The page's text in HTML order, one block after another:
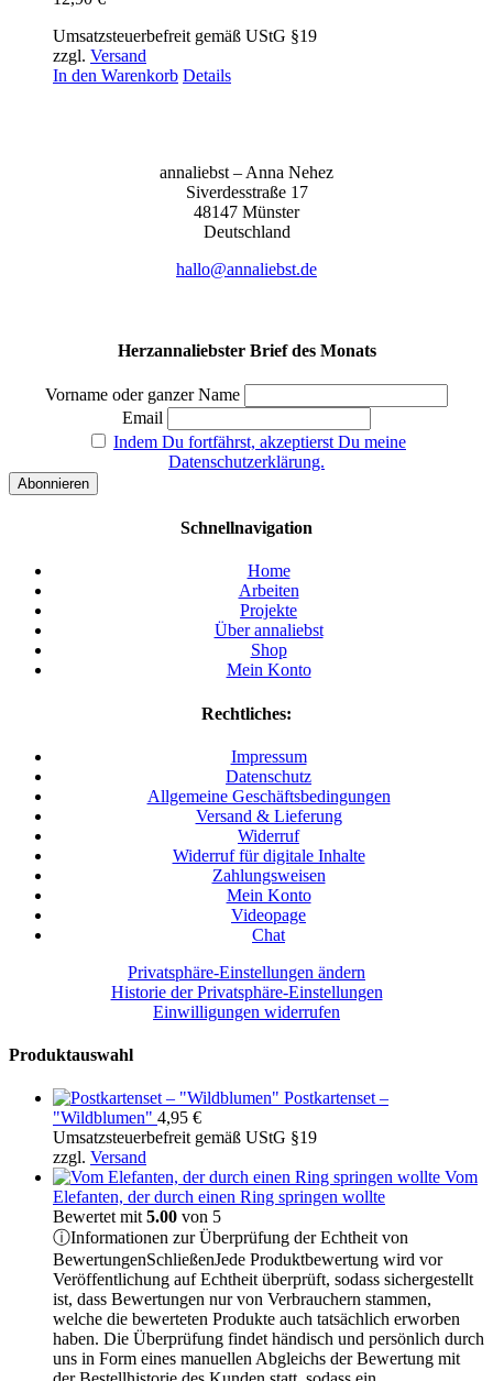
Umsatzsteuerbefreit gemäß UStG §19
zzgl. Versand
In den Warenkorb Details
anna­liebst – Anna Nehez
Sive­r­des­stra­ße 17
48147 Müns­ter
Deutsch­land
hallo@annaliebst.de
Herzannaliebster Brief des Monats
Vorname oder ganzer Name
Email
Indem Du fortfährst, akzeptierst Du meine
Datenschutzerklärung.
Schnellnavigation
Home
Arbeiten
Projekte
Über annaliebst
Shop
Mein Konto
Rechtliches:
Impressum
Datenschutz
Allgemeine Geschäftsbedingungen
Versand & Lieferung
Widerruf
Widerruf für digitale Inhalte
Zahlungsweisen
Mein Konto
Videopage
Chat
Privatsphäre-Einstellungen ändern
Historie der Privatsphäre-Einstellungen
Einwilligungen widerrufen
Produktauswahl
Postkartenset –
"Wildblumen" 4,95 €
Umsatzsteuerbefreit gemäß UStG §19
zzgl. Versand
Vom
Elefanten, der durch einen Ring springen wollte
Bewertet mit5.00 von 5
ⓘInformationen zur Überprüfung der Echtheit von
BewertungenSchließenJede Produktbewertung wird vor
Veröffentlichung auf Echtheit überprüft, sodass sichergestellt
ist, dass Bewertungen nur von Verbrauchern stammen,
welche die bewerteten Produkte auch tatsächlich erworben
haben. Die Überprüfung findet händisch und persönlich durch
uns in Form eines manuellen Abgleichs der Bewertung mit